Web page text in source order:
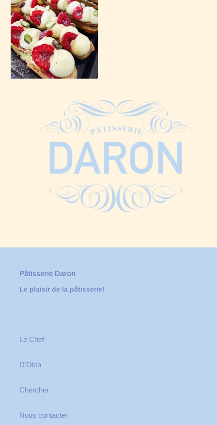
Pâtisserie Daron
Le plaisir de la pâtisserie!
Le Chef
D'Olea
Chercher
Nous contacter